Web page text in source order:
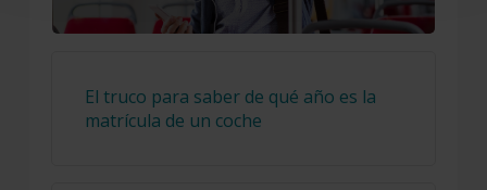
El truco para saber de qué año es la
matrícula de un coche